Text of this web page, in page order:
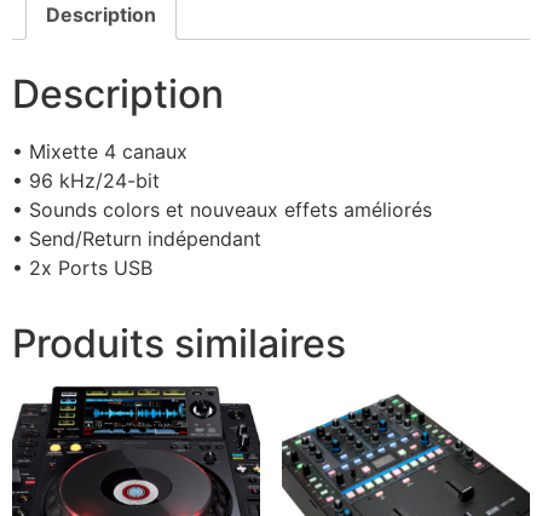
Description
Description
• Mixette 4 canaux
• 96 kHz/24-bit
• Sounds colors et nouveaux effets améliorés
• Send/Return indépendant
• 2x Ports USB
Produits similaires